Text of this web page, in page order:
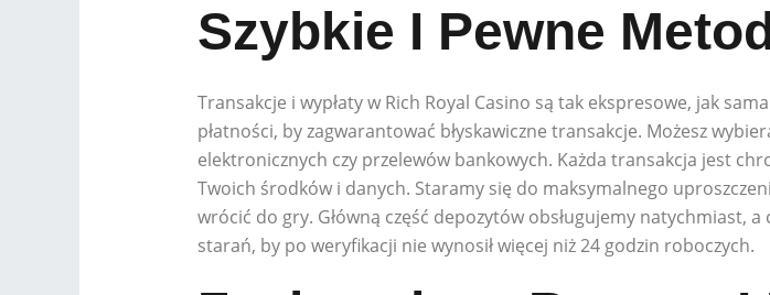
Szybkie I Pewne
Transakcje i wypłaty w Rich Royal Casino są tak ekspresowe, jak
płatności, by zagwarantować błyskawiczne transakcje. Możesz
elektronicznych czy przelewów bankowych. Każda transakcja jest
Twoich środków i danych. Staramy się do maksymalnego
wrócić do gry. Główną część depozytów obsługujemy natychmiast,
starań, by po weryfikacji nie wynosił więcej niż 24 godzin roboczych.